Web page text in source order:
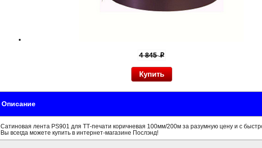
4 845p
Описание
Сатиновая лента PS901 для ТТ-печати коричневая 100мм/200м за разумную цену и с
Вы всегда можете купить в интернет-магазине Послэнд!